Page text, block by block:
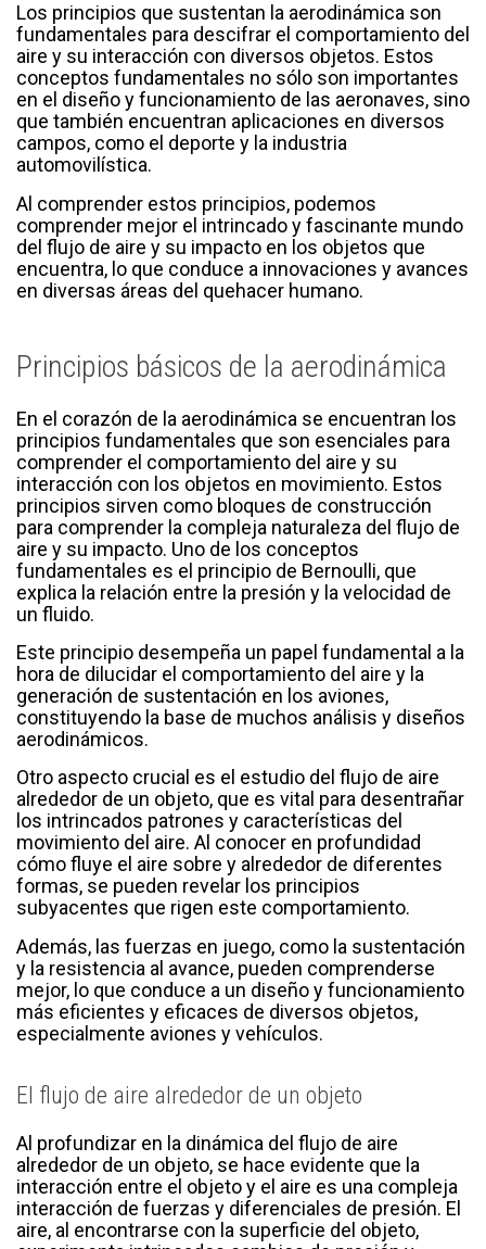
Los principios que sustentan la aerodinámica son
fundamentales para descifrar el comportamiento del
aire y su interacción con diversos objetos. Estos
conceptos fundamentales no sólo son importantes
en el diseño y funcionamiento de las aeronaves, sino
que también encuentran aplicaciones en diversos
campos, como el deporte y la industria
automovilística.
Al comprender estos principios, podemos
comprender mejor el intrincado y fascinante mundo
del flujo de aire y su impacto en los objetos que
encuentra, lo que conduce a innovaciones y avances
en diversas áreas del quehacer humano.
Principios básicos de la aerodinámica
En el corazón de la aerodinámica se encuentran los
principios fundamentales que son esenciales para
comprender el comportamiento del aire y su
interacción con los objetos en movimiento. Estos
principios sirven como bloques de construcción
para comprender la compleja naturaleza del flujo de
aire y su impacto. Uno de los conceptos
fundamentales es el principio de Bernoulli, que
explica la relación entre la presión y la velocidad de
un fluido.
Este principio desempeña un papel fundamental a la
hora de dilucidar el comportamiento del aire y la
generación de sustentación en los aviones,
constituyendo la base de muchos análisis y diseños
aerodinámicos.
Otro aspecto crucial es el estudio del flujo de aire
alrededor de un objeto, que es vital para desentrañar
los intrincados patrones y características del
movimiento del aire. Al conocer en profundidad
cómo fluye el aire sobre y alrededor de diferentes
formas, se pueden revelar los principios
subyacentes que rigen este comportamiento.
Además, las fuerzas en juego, como la sustentación
y la resistencia al avance, pueden comprenderse
mejor, lo que conduce a un diseño y funcionamiento
más eficientes y eficaces de diversos objetos,
especialmente aviones y vehículos.
El flujo de aire alrededor de un objeto
Al profundizar en la dinámica del flujo de aire
alrededor de un objeto, se hace evidente que la
interacción entre el objeto y el aire es una compleja
interacción de fuerzas y diferenciales de presión. El
aire, al encontrarse con la superficie del objeto,